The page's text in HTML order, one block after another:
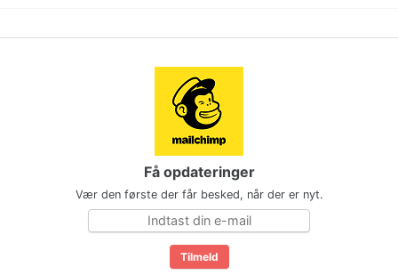
Få opdateringer
Vær den første der får besked, når der er nyt.